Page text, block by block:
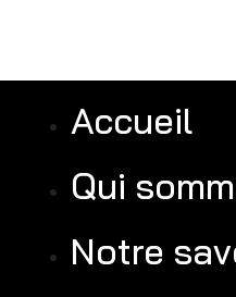
Accueil
Qui
Notre